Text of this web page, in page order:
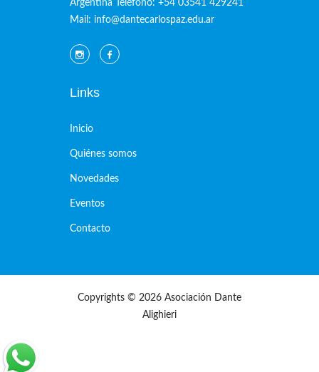
Argentina Teléfono: +54 03541 429241
Mail: info@dantecarlospaz.edu.ar
Links
Inicio
Quiénes somos
Novedades
Eventos
Contacto
Copyrights © 2026 Asociación Dante
Alighieri